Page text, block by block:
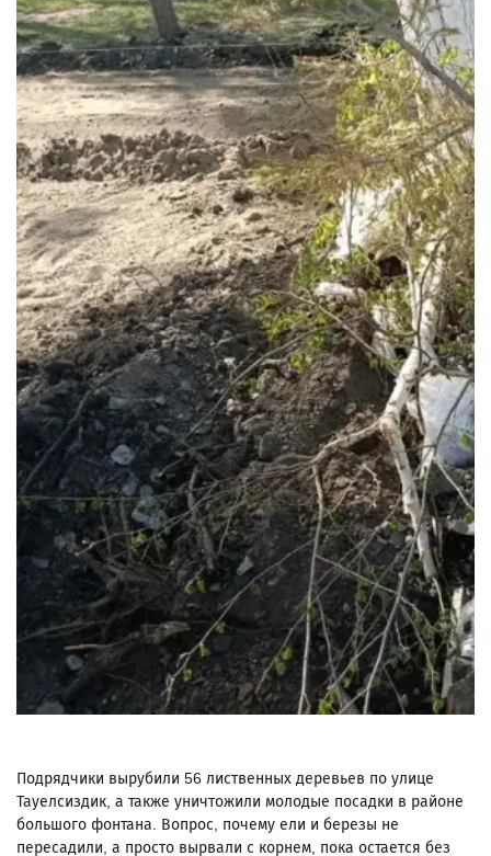
Подрядчики вырубили 56 лиственных деревьев по улице
Тауелсиздик, а также уничтожили молодые посадки в районе
большого фонтана. Вопрос, почему ели и березы не
пересадили, а просто вырвали с корнем, пока остается без